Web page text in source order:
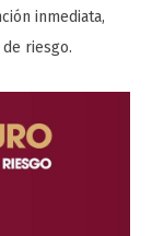
inmediata,
riesgo.